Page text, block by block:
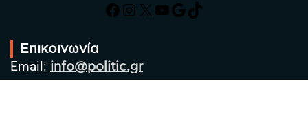
Facebook
Instagram
X YouTube
Google
TikTok
Επικοινωνία
Email: info@politic.gr
Τηλ: